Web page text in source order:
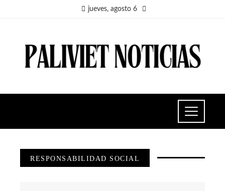
jueves, agosto 6
RESPONSABILIDAD SOCIAL